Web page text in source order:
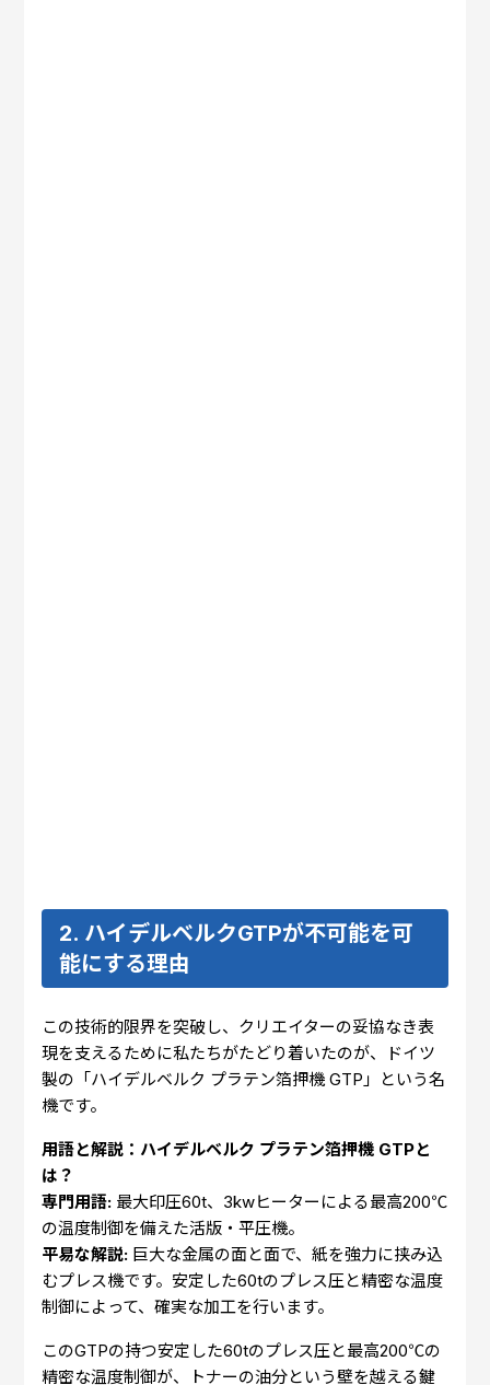
2. ハイデルベルクGTPが不可能を可
能にする理由
この技術的限界を突破し、クリエイターの妥協なき表
現を支えるために私たちがたどり着いたのが、ドイツ
製の「ハイデルベルク プラテン箔押機 GTP」という名
機です。
用語と解説：ハイデルベルク プラテン箔押機 GTPと
は？
専門用語: 最大印圧60t、3kwヒーターによる最高200℃
の温度制御を備えた活版・平圧機。
平易な解説: 巨大な金属の面と面で、紙を強力に挟み込
むプレス機です。安定した60tのプレス圧と精密な温度
制御によって、確実な加工を行います。
このGTPの持つ安定した60tのプレス圧と最高200℃の
精密な温度制御が、トナーの油分という壁を越える鍵